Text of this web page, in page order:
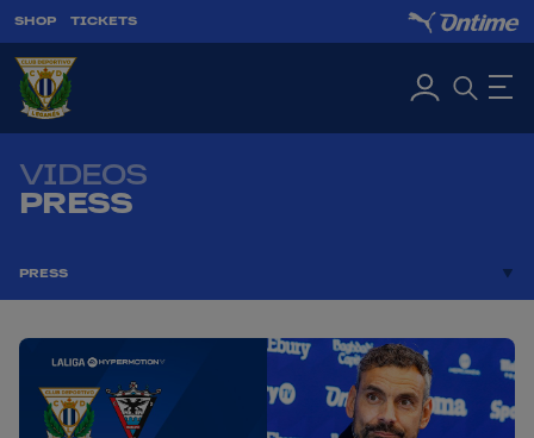
SHOP TICKETS
PRESS
VIDEOS
PRESS